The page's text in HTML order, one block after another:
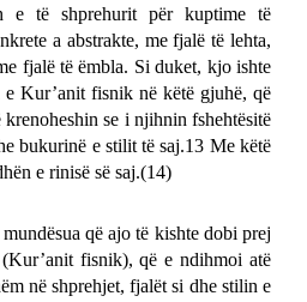
e të shprehurit për kuptime të
a abstrakte, me fjalë të lehta,
fjalë të ëmbla. Si duket, kjo ishte
e Kur’anit fisnik në këtë gjuhë, që
se i njihnin fshehtësitë
bukurinë e stilit të saj.13 Me këtë
e rinisë së saj.(14)
që ajo të kishte dobi prej
fisnik), që e ndihmoi atë
në shprehjet, fjalët si dhe stilin e